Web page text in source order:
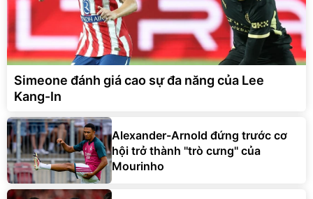
Simeone đánh giá cao sự đa năng của Lee
Kang-In
Alexander-Arnold đứng trước cơ
hội trở thành ''trò cưng'' của
Mourinho